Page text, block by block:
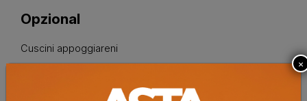
Opzional
Cuscini appoggiareni
×